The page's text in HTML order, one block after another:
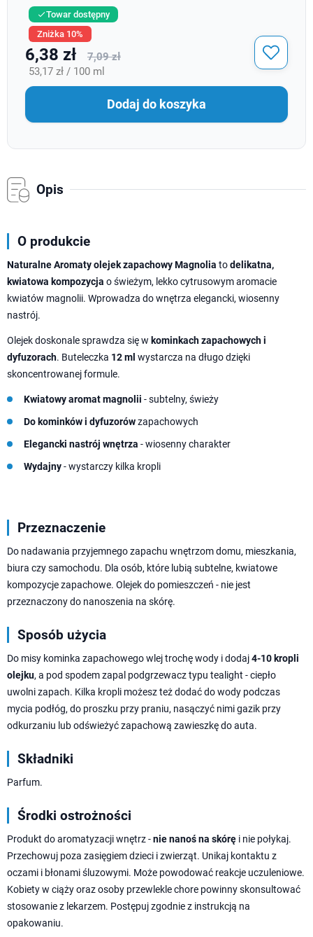
Towar dostępny
Zniżka 10%
6,38 zł
7,09 zł
53,17 zł / 100 ml
Dodaj do koszyka
Opis
O produkcie
Naturalne Aromaty olejek zapachowy Magnolia todelikatna,
kwiatowa kompozycja o świeżym, lekko cytrusowym aromacie
kwiatów magnolii. Wprowadza do wnętrza elegancki, wiosenny
nastrój.
Olejek doskonale sprawdza się w kominkach zapachowych i
dyfuzorach. Buteleczka 12 ml wystarcza na długo dzięki
skoncentrowanej formule.
Kwiatowy aromat magnolii - subtelny, świeży
Do kominków i dyfuzorówzapachowych
Elegancki nastrój wnętrza - wiosenny charakter
Wydajny- wystarczy kilka kropli
Przeznaczenie
Do nadawania przyjemnego zapachu wnętrzom domu, mieszkania,
biura czy samochodu. Dla osób, które lubią subtelne, kwiatowe
kompozycje zapachowe. Olejek do pomieszczeń - nie jest
przeznaczony do nanoszenia na skórę.
Sposób użycia
Do misy kominka zapachowego wlej trochę wody i dodaj4-10 kropli
olejku, a pod spodem zapal podgrzewacz typu tealight - ciepło
uwolni zapach. Kilka kropli możesz też dodać do wody podczas
mycia podłóg, do proszku przy praniu, nasączyć nimi gazik przy
odkurzaniu lub odświeżyć zapachową zawieszkę do auta.
Składniki
Parfum.
Środki ostrożności
Produkt do aromatyzacji wnętrz -nie nanoś na skórę i nie połykaj.
Przechowuj poza zasięgiem dzieci i zwierząt. Unikaj kontaktu z
oczami i błonami śluzowymi. Może powodować reakcje uczuleniowe.
Kobiety w ciąży oraz osoby przewlekle chore powinny skonsultować
stosowanie z lekarzem. Postępuj zgodnie z instrukcją na
opakowaniu.